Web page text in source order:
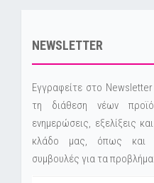
NEWSLETTER
Εγγραφείτε στο
τη διάθεση νέων
ενημερώσεις, εξελίξεις
κλάδο μας, όπως και
συμβουλές για τα